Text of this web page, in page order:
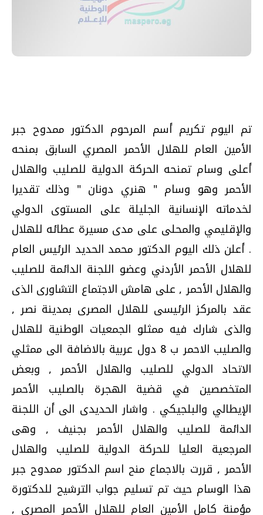
تم اليوم تكريم أسم المرحوم الدكتور ممدوح جبر
الأمين العام للهلال الأحمر المصري السابق بمنحه
أعلى وسام تمنحه الحركة الدولية للصليب والهلال
الأحمر وهو وسام " هنري دونان " وذلك تقديرا
لخدماته الإنسانية الجليلة على المستوى الدولي
والإقليمي والمحلى على مدى مسيرة عطائه للهلال
. أعلن ذلك اليوم الدكتور محمد الحديد الرئيس العام
للهلال الأحمر الأردني وعضو اللجنة الدائمة للصليب
والهلال الأحمر , على هامش الاجتماع التشاورى الذى
عقد بالمركز الرئيسى للهلال المصرى بمدينة نصر ,
والذى شارك فيه ممثلو الجمعيات الوطنية للهلال
والصليب الاحمر ب 8 دول عربية بالاضافة الى ممثلي
الاتحاد الدولي للصليب والهلال الأحمر , وبعض
المتخصصين في قضية الهجرة بالصليب الأحمر
الإيطالي والبلجيكي . واشار الحديدى الى أن اللجنة
الدائمة للصليب والهلال الأحمر بجنيف , وهى
المرجعية العليا للحركة الدولية للصليب والهلال
الأحمر , قررت بالاجماع منح اسم الدكتور ممدوح جبر
هذا الوسام حيث تم تسليم جواب الترشيح للدكتورة
مؤمنة كامل الأمين العام للهلال الأحمر المصري ,